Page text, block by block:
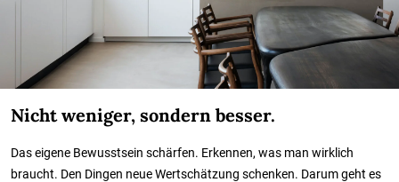
Nicht weniger, sondern besser.
Das eigene Bewusstsein schärfen. Erkennen, was man wirklich
braucht. Den Dingen neue Wertschätzung schenken. Darum geht es